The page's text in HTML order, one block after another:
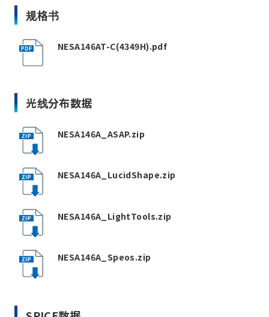
规格书
NESA146AT-C(4349H).pdf
光线分布数据
NESA146A_ASAP.zip
NESA146A_LucidShape.zip
NESA146A_LightTools.zip
NESA146A_Speos.zip